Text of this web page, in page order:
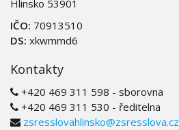
Hlinsko 53901
IČO: 70913510
DS: xkwmmd6
Kontakty
+420 469 311 598 - sborovna
+420 469 311 530 - ředitelna
zsresslovahlinsko@zsresslova.cz